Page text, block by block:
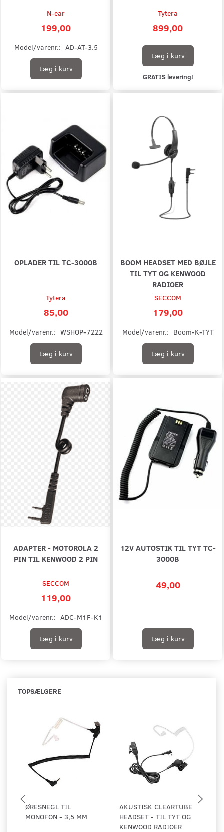
N-ear
199,00
Model/varenr.: AD-AT-3.5
Læg i kurv
Tytera
899,00
Læg i kurv
GRATIS levering!
OPLADER TIL TC-3000B
Tytera
85,00
Model/varenr.: WSHOP-7222
Læg i kurv
BOOM HEADSET MED BØJLE
TIL TYT OG KENWOOD
RADIOER
SECCOM
179,00
Model/varenr.: Boom-K-TYT
Læg i kurv
ADAPTER - MOTOROLA 2
PIN TIL KENWOOD 2 PIN
SECCOM
119,00
Model/varenr.: ADC-M1F-K1
Læg i kurv
12V AUTOSTIK TIL TYT TC-
3000B
49,00
Læg i kurv
TOPSÆLGERE
ØRESNEGL TIL
MONOFON - 3,5 MM
AKUSTISK CLEARTUBE
HEADSET - TIL TYT OG
KENWOOD RADIOER